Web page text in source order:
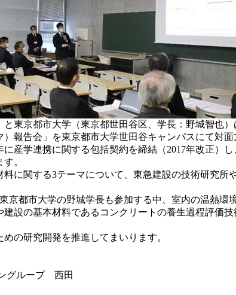
東京都市大学（東京都世田谷区、学長：野城智也
報告会」を東京都市大学世田谷キャンパスにて対面
産学連携に関する包括契約を締結（2017年改正）
。
に関する3テーマについて、東急建設の技術研究
都市大学の野城学長も参加する中、室内の温熱
設の基本材料であるコンクリートの養生過程評価
の研究開発を推進してまいります。
グループ 西田